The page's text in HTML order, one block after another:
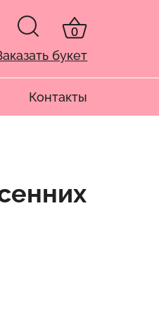
0
букет
Контакты